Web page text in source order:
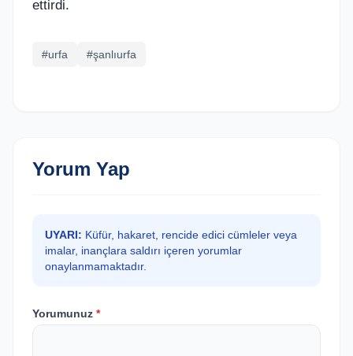
ettirdi.
#urfa #şanlıurfa
Yorum Yap
UYARI: Küfür, hakaret, rencide edici cümleler veya
imalar, inançlara saldırı içeren yorumlar
onaylanmamaktadır.
Yorumunuz *